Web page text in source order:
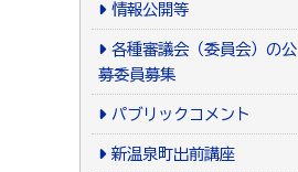
情報公開等
各種審議会（委員会）の公
募委員募集
パブリックコメント
新温泉町出前講座